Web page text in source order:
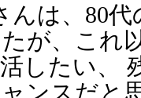
んは、80
が、これ
したい、
ンスだと